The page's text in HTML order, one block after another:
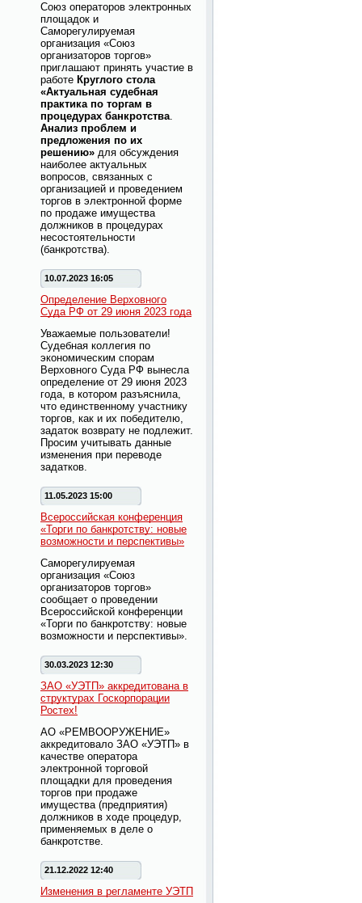
Союз операторов электронных
площадок и
Саморегулируемая
организация «Союз
организаторов торгов»
приглашают принять участие в
работе Круглого стола
«Актуальная судебная
практика по торгам в
процедурах банкротства.
Анализ проблем и
предложения по их
решению» для обсуждения
наиболее актуальных
вопросов, связанных с
организацией и проведением
торгов в электронной форме
по продаже имущества
должников в процедурах
несостоятельности
(банкротства).
10.07.2023 16:05
Определение Верховного
Суда РФ от 29 июня 2023 года
Уважаемые пользователи!
Судебная коллегия по
экономическим спорам
Верховного Суда РФ вынесла
определение от 29 июня 2023
года, в котором разъяснила,
что единственному участнику
торгов, как и их победителю,
задаток возврату не подлежит.
Просим учитывать данные
изменения при переводе
задатков.
11.05.2023 15:00
Всероссийская конференция
«Торги по банкротству: новые
возможности и перспективы»
Саморегулируемая
организация «Союз
организаторов торгов»
сообщает о проведении
Всероссийской конференции
«Торги по банкротству: новые
возможности и перспективы».
30.03.2023 12:30
ЗАО «УЭТП» аккредитована в
структурах Госкорпорации
Ростех!
АО «РЕМВООРУЖЕНИЕ»
аккредитовало ЗАО «УЭТП» в
качестве оператора
электронной торговой
площадки для проведения
торгов при продаже
имущества (предприятия)
должников в ходе процедур,
применяемых в деле о
банкротстве.
21.12.2022 12:40
Изменения в регламенте УЭТП